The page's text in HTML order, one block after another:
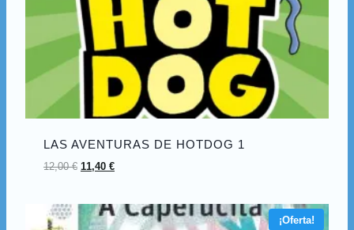
LAS AVENTURAS DE HOTDOG 1
12,00€ 11,40€
¡Oferta!